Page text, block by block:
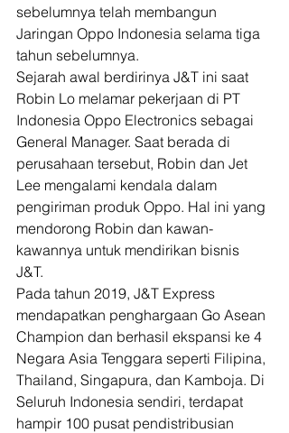
sebelumnya telah membangun
Jaringan Oppo Indonesia selama tiga
tahun sebelumnya.
Sejarah awal berdirinya J&T ini saat
Robin Lo melamar pekerjaan di PT
Indonesia Oppo Electronics sebagai
General Manager. Saat berada di
perusahaan tersebut, Robin dan Jet
Lee mengalami kendala dalam
pengiriman produk Oppo. Hal ini yang
mendorong Robin dan kawan-
kawannya untuk mendirikan bisnis
J&T.
Pada tahun 2019, J&T Express
mendapatkan penghargaan Go Asean
Champion dan berhasil ekspansi ke 4
Negara Asia Tenggara seperti Filipina,
Thailand, Singapura, dan Kamboja. Di
Seluruh Indonesia sendiri, terdapat
hampir 100 pusat pendistribusian